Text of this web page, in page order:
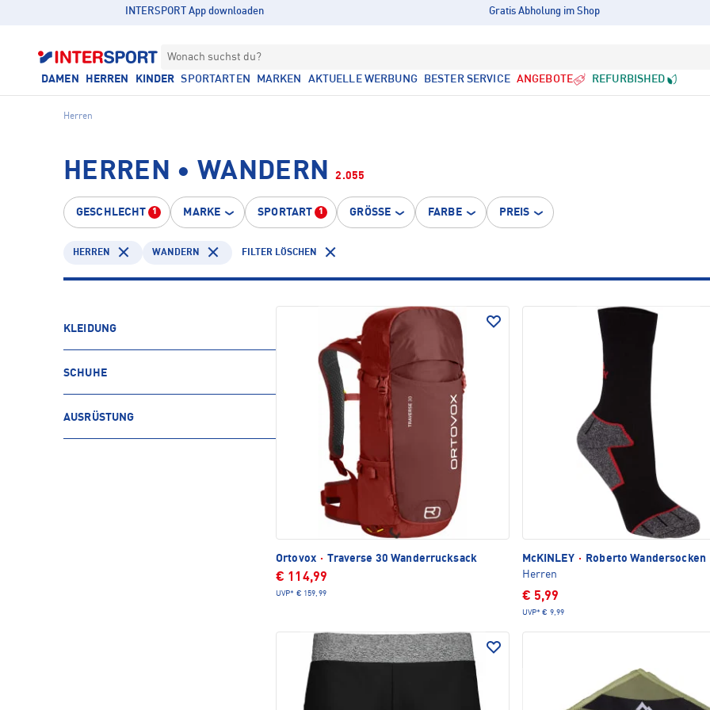
INTERSPORT App downloaden Gratis Abholung im Shop
Wonach suchst du?
DAMEN
HERREN KINDER SPORTARTEN MARKEN AKTUELLE WERBUNG BESTER SERVICE ANGEBOTE REFURBISHED
Herren
HERREN • WANDERN 2.055
GESCHLECHT 1 MARKE SPORTART 1 GRÖSSE FARBE PREIS
HERREN WANDERN FILTER LÖSCHEN
KLEIDUNG
SCHUHE
AUSRÜSTUNG
Ortovox · Traverse 30 Wanderrucksack
€ 114,99
UVP* € 159,99
McKINLEY ·
Roberto Wandersocken
Herren
€ 5,99
UVP* € 9,99